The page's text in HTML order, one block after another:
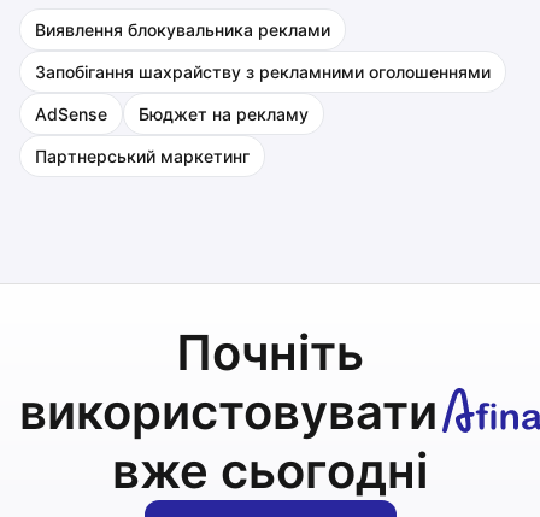
Виявлення блокувальника реклами
Запобігання шахрайству з рекламними оголошеннями
AdSense Бюджет на рекламу
Партнерський маркетинг
Почніть
використовувати
вже сьогодні